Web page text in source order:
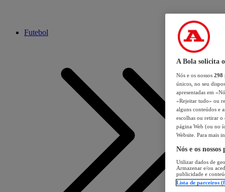
Futebol
A Bola solicita
Nós e os nossos 298
únicos, no seu
apresentadas em
«Rejeitar tudo» ou
alguns conteúdos e
escolhas ou retirar
página Web (ou no
Website. Para mais
Nós e os
Utilizar dados de
Armazenar e/ou
publicidade e
Lista de parceiros